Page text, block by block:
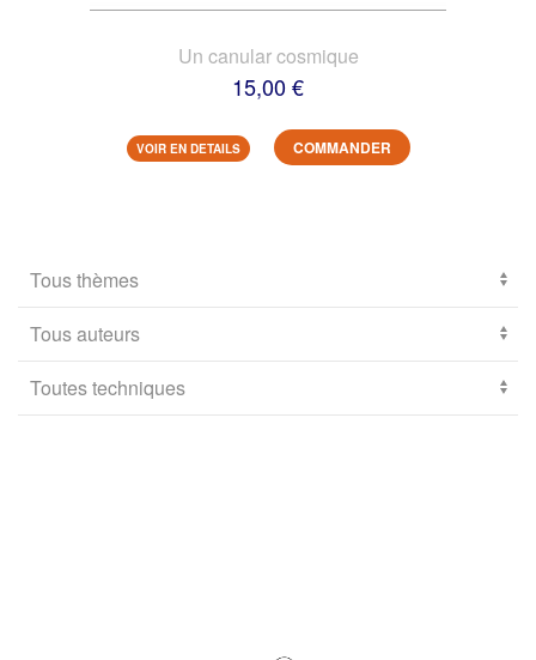
Un canular cosmique
15,00 €
VOIR EN DETAILS COMMANDER